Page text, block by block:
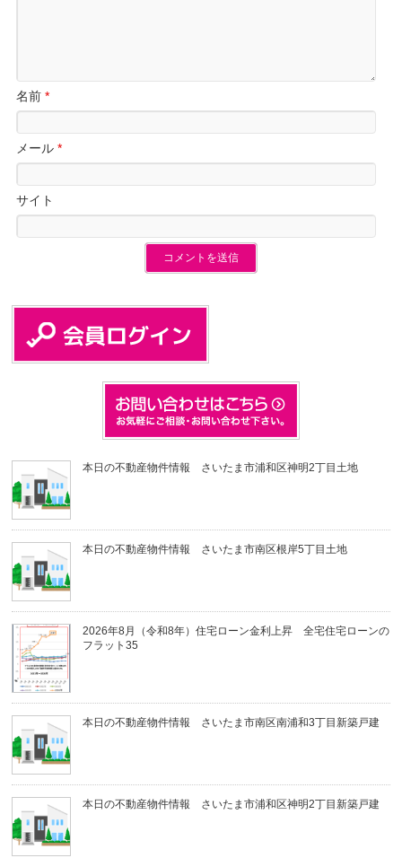
名前*
メール*
サイト
本日の不動産物件情報 さいたま市浦和区神明2丁目土地
本日の不動産物件情報 さいたま市南区根岸5丁目土地
2026年8月（令和8年）住宅ローン金利上昇 全宅住宅ローンの
フラット35
本日の不動産物件情報 さいたま市南区南浦和3丁目新築戸建
本日の不動産物件情報 さいたま市浦和区神明2丁目新築戸建